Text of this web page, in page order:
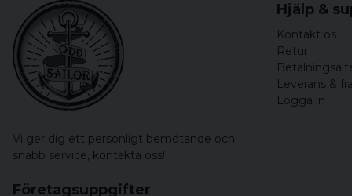
Vi ger dig ett personligt bemötande och
snabb service, kontakta oss!
Hjälp &
Kontakt os
Retur
Leverans &
Logga in
Företagsuppgifter